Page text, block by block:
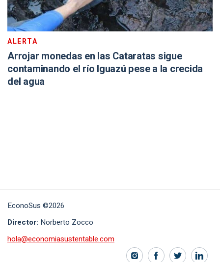
ALERTA
Arrojar monedas en las Cataratas sigue
contaminando el río Iguazú pese a la crecida
del agua
EconoSus ©2026
Director: Norberto Zocco
hola@economiasustentable.com